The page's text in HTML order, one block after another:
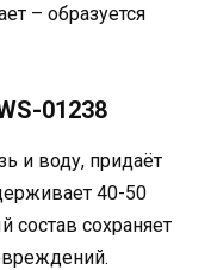
– образуется
01238
и воду, придаёт
40-50
состав сохраняет